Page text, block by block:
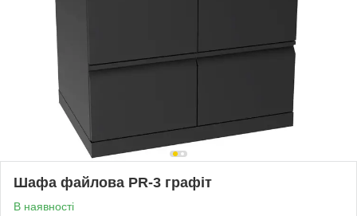
Шaфа файлова PR-3 графіт
В наявності